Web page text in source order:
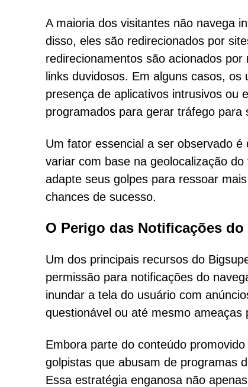
A maioria dos visitantes não navega
disso, eles são redirecionados por
redirecionamentos são acionados
links duvidosos. Em alguns casos,
presença de aplicativos intrusivos ou
programados para gerar tráfego para
Um fator essencial a ser observado
variar com base na geolocalização
adapte seus golpes para ressoar
chances de sucesso.
O Perigo das Notificações do
Um dos principais recursos do
permissão para notificações do
inundar a tela do usuário com
questionável ou até mesmo ameaças
Embora parte do conteúdo
golpistas que abusam de programas
Essa estratégia enganosa não